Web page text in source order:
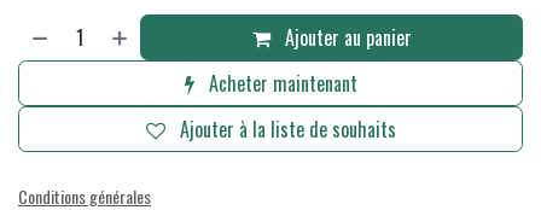
Ajouter au panier
Acheter maintenant
Ajouter à la liste de souhaits
Conditions générales